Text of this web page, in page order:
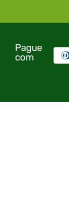
Pague
com